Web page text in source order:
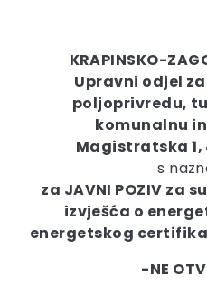
KRAPINSKO-
Upravni odjel
poljoprivredu,
komunalnu
Magistratska 1,
s
za JAVNI POZIV za
izvješća o
energetskog
-NE